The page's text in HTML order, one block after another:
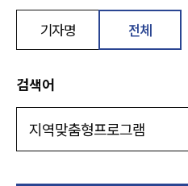
기자명 전체
검색어